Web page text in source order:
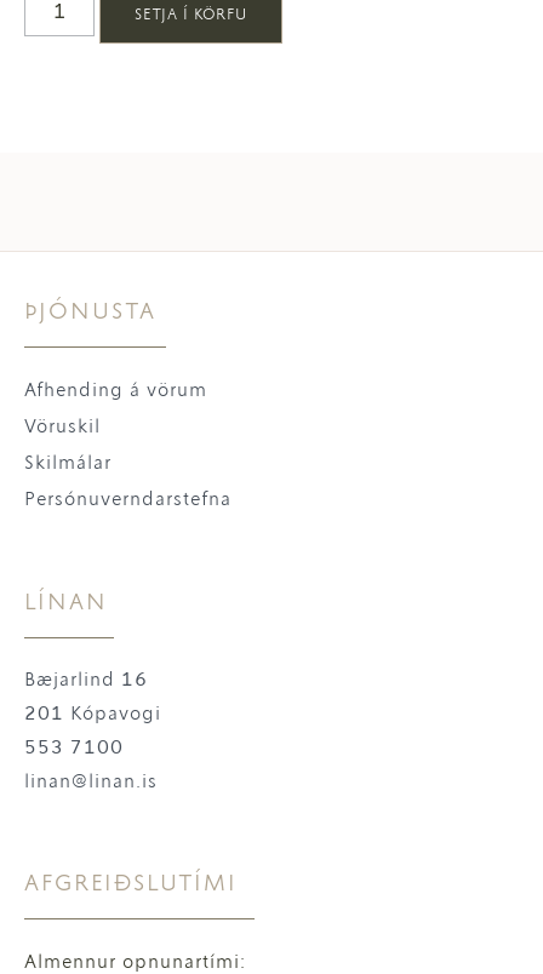
SETJA Í KÖRFU
ÞJÓNUSTA
Afhending á vörum
Vöruskil
Skilmálar
Persónuverndarstefna
LÍNAN
Bæjarlind 16
201 Kópavogi
553 7100
linan@linan.is
AFGREIÐSLUTÍMI
Almennur opnunartími: